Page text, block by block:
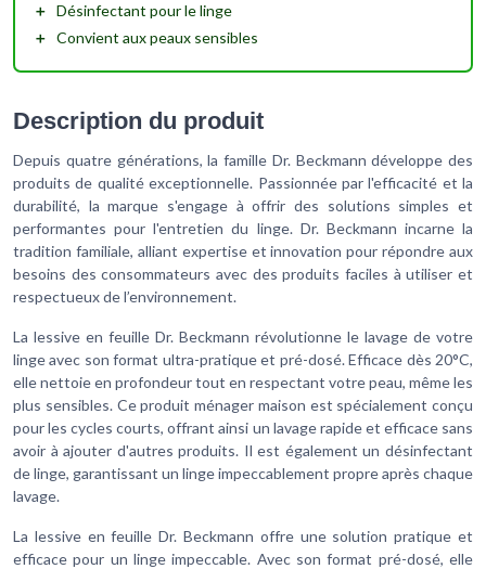
＋ Désinfectant pour le linge
＋ Convient aux peaux sensibles
Description du produit
Depuis quatre générations, la famille Dr. Beckmann développe des
produits de qualité exceptionnelle. Passionnée par l'efficacité et la
durabilité, la marque s'engage à offrir des solutions simples et
performantes pour l'entretien du linge. Dr. Beckmann incarne la
tradition familiale, alliant expertise et innovation pour répondre aux
besoins des consommateurs avec des produits faciles à utiliser et
respectueux de l’environnement.
La lessive en feuille Dr. Beckmann révolutionne le lavage de votre
linge avec son format ultra-pratique et pré-dosé. Efficace dès 20°C,
elle nettoie en profondeur tout en respectant votre peau, même les
plus sensibles. Ce produit ménager maison est spécialement conçu
pour les cycles courts, offrant ainsi un lavage rapide et efficace sans
avoir à ajouter d'autres produits. Il est également un désinfectant
de linge, garantissant un linge impeccablement propre après chaque
lavage.
La lessive en feuille Dr. Beckmann offre une solution pratique et
efficace pour un linge impeccable. Avec son format pré-dosé, elle